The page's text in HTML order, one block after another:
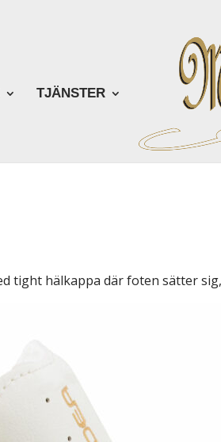
TJÄNSTER
tight hälkappa där foten sätter